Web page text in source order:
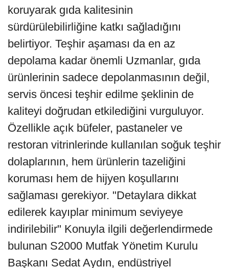
koruyarak gıda kalitesinin
sürdürülebilirliğine katkı sağladığını
belirtiyor. Teşhir aşaması da en az
depolama kadar önemli Uzmanlar, gıda
ürünlerinin sadece depolanmasının değil,
servis öncesi teşhir edilme şeklinin de
kaliteyi doğrudan etkilediğini vurguluyor.
Özellikle açık büfeler, pastaneler ve
restoran vitrinlerinde kullanılan soğuk teşhir
dolaplarının, hem ürünlerin tazeliğini
koruması hem de hijyen koşullarını
sağlaması gerekiyor. "Detaylara dikkat
edilerek kayıplar minimum seviyeye
indirilebilir" Konuyla ilgili değerlendirmede
bulunan S2000 Mutfak Yönetim Kurulu
Başkanı Sedat Aydın, endüstriyel